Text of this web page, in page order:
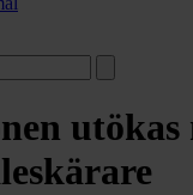
utökas